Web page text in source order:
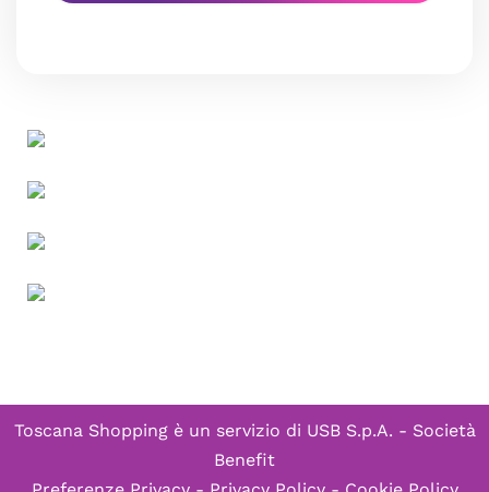
Toscana Shopping è un servizio di USB S.p.A. - Società
Benefit